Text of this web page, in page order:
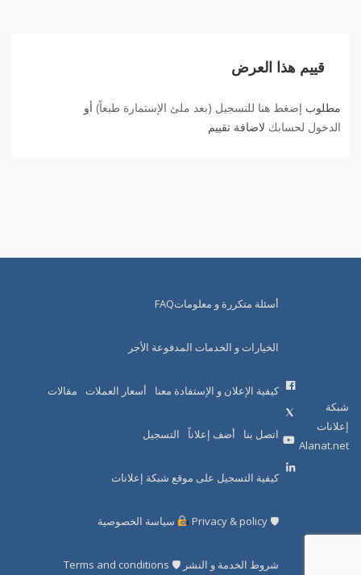
قييم هذا العرض
مطلوب إضغط هنا للتسجيل (بعد ملئ الإستمارة طبعاً) أو
الدخول لحسابك لاضافة تقييم
شبكة
إعلانات
Alanat.net
أسئلة متكررة و معلوماتFAQ
الخيارات و الخدمات المدفوعة الأجر
كيفية الإعلان و الإستفادة معنا أسعار العملات مقالات
اتصل بنا أضف إعلاناً التسجيل
كيفية التسجيل على موقع شبكة إعلانات
🛡 Privacy & policy سياسة الخصوصية
شروط الخدمة و النشر 🛡 Terms and conditions